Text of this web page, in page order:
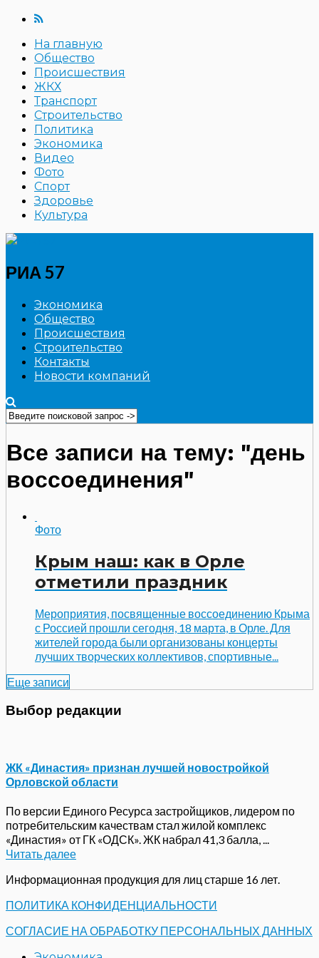
На главную
Общество
Происшествия
ЖКХ
Транспорт
Строительство
Политика
Экономика
Видео
Фото
Спорт
Здоровье
Культура
РИА 57
Экономика
Общество
Происшествия
Строительство
Контакты
Новости компаний
Все записи на тему: "день
воссоединения"
Фото
Крым наш: как в Орле
отметили праздник
Мероприятия, посвященные воссоединению Крыма
с Россией прошли сегодня, 18 марта, в Орле. Для
жителей города были организованы концерты
лучших творческих коллективов, спортивные...
Еще записи
Выбор редакции
ЖК «Династия» признан лучшей новостройкой
Орловской области
По версии Единого Ресурса застройщиков, лидером по
потребительским качествам стал жилой комплекс
«Династия» от ГК «ОДСК». ЖК набрал 41,3 балла, ...
Читать далее
Информационная продукция для лиц старше 16 лет.
ПОЛИТИКА КОНФИДЕНЦИАЛЬНОСТИ
СОГЛАСИЕ НА ОБРАБОТКУ ПЕРСОНАЛЬНЫХ ДАННЫХ